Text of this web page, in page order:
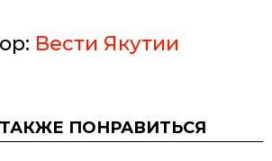
Вести Якутии
ПОНРАВИТЬСЯ